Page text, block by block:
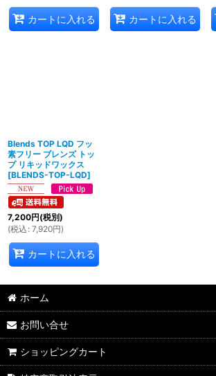
カートに入れる カートに入れる
Blends TOP LQD フッ
素フリー ブレンズ トッ
プ リキッドワックス
[BLENDS-TOP-LQD]
7,200円(税別)
(税込 : 7,920円)
カートに入れる
ホーム
お問い合せ
ショッピングカート